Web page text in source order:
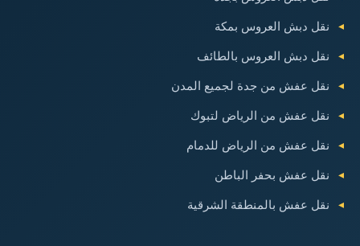
نقل دبش العروس بمكة
نقل دبش العروس بالطائف
نقل عفش من جدة لجميع المدن
نقل عفش من الرياض لتبوك
نقل عفش من الرياض للدمام
نقل عفش بحفر الباطن
نقل عفش بالمنطقة الشرقية